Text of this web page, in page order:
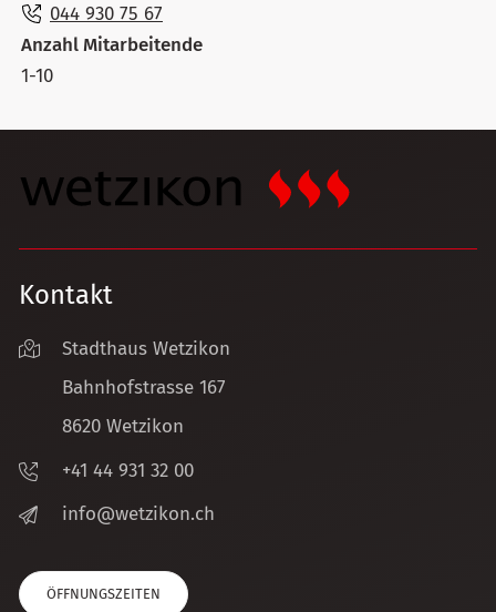
044 930 75 67
Anzahl Mitarbeitende
1-10
Kontakt
Stadthaus Wetzikon
Bahnhofstrasse 167
8620 Wetzikon
+41 44 931 32 00
nf
w tz k n ch
ÖFFNUNGSZEITEN